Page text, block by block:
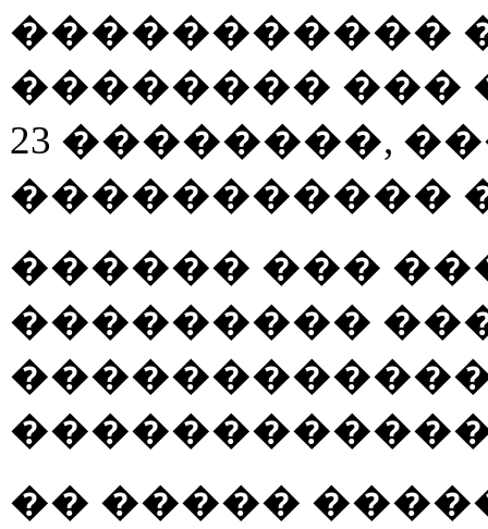
�����������
�������� ���
23 ��������,
�����������
������ ���
���������
�� �����